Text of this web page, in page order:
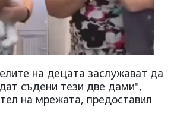
на децата заслужават да
съдени тези две дами",
на мрежата, предоставил